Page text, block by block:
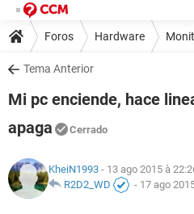
Foros Hardware
Tema Anterior
Mi pc enciende, hace
apaga
Cerrado
KheiN1993 - 13 ago 2015 à
R2D2_WD
- 17 ago